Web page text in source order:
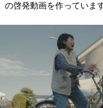
の啓発動画を作っています